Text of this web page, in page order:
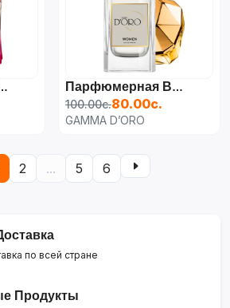
Lacoste Touch Of Pink, Парфюмерная Вода Для Женщин Paco Rabanne Lady Million,
100.00с.80.00с.
GAMMA D’ORO
2 ... 5 6
по всей стране
Продукты